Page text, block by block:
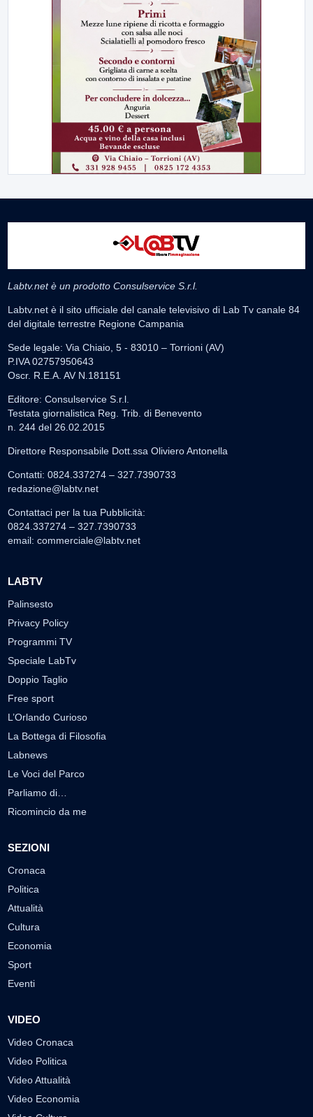
Labtv.net è un prodotto Consulservice S.r.l.
Labtv.net è il sito ufficiale del canale televisivo di Lab Tv canale 84
del digitale terrestre Regione Campania
Sede legale: Via Chiaio, 5 - 83010 – Torrioni (AV)
P.IVA 02757950643
Oscr. R.E.A. AV N.181151
Editore: Consulservice S.r.l.
Testata giornalistica Reg. Trib. di Benevento
n. 244 del 26.02.2015
Direttore Responsabile Dott.ssa Oliviero Antonella
Contatti: 0824.337274 – 327.7390733
redazione@labtv.net
Contattaci per la tua Pubblicità:
0824.337274 – 327.7390733
email: commerciale@labtv.net
LABTV
Palinsesto
Privacy Policy
Programmi TV
Speciale LabTv
Doppio Taglio
Free sport
L’Orlando Curioso
La Bottega di Filosofia
Labnews
Le Voci del Parco
Parliamo di…
Ricomincio da me
SEZIONI
Cronaca
Politica
Attualità
Cultura
Economia
Sport
Eventi
VIDEO
Video Cronaca
Video Politica
Video Attualità
Video Economia